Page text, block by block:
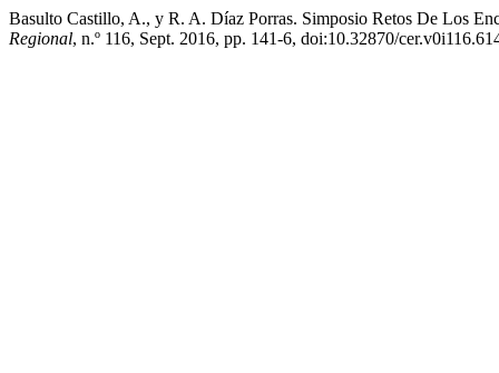
Basulto Castillo, A., y R. A. Díaz Porras. Simposio Retos De Los
Regional, n.º 116, Sept. 2016, pp. 141-6, doi:10.32870/